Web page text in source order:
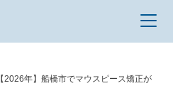
【2026年】船橋市でマウスピース矯正が